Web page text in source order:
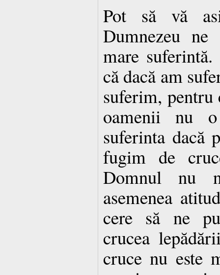
Pot să vă
Dumnezeu
mare
că dacă am
suferim,
oamenii nu
suferinta dacă
fugim de
Domnul nu
asemenea
cere să ne
crucea
cruce nu este